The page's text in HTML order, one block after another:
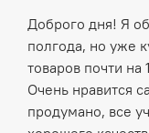
Доброго дня! Я
полгода, но уже
товаров почти на
Очень нравится
продумано, все